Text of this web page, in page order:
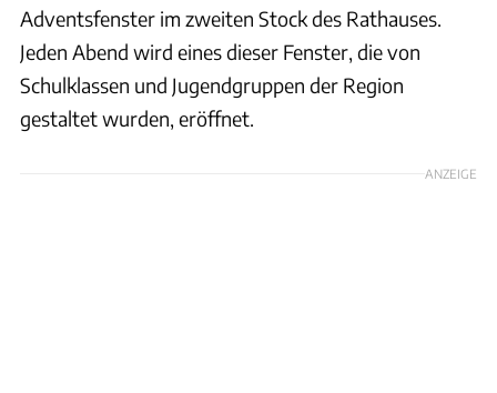
Adventsfenster im zweiten Stock des Rathauses.
Jeden Abend wird eines dieser Fenster, die von
Schulklassen und Jugendgruppen der Region
gestaltet wurden, eröffnet.
ANZEIGE